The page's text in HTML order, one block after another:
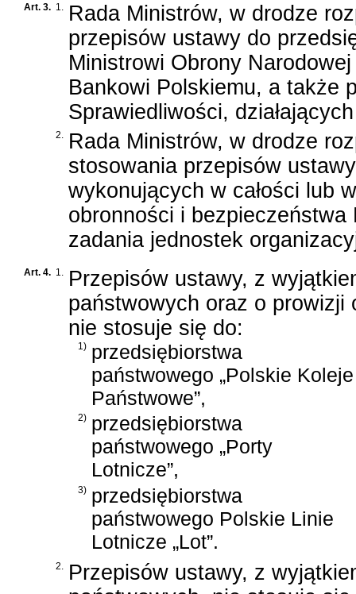
Art. 3. 1.
Rada Ministrów, w drodze
przepisów ustawy do
Ministrowi Obrony
Bankowi Polskiemu, a także
Sprawiedliwości,
2.
Rada Ministrów, w drodze
stosowania przepisów
wykonujących w całości lub
obronności i
zadania jednostek
Art. 4. 1.
Przepisów ustawy, z
państwowych oraz o
nie stosuje się do:
1) przedsiębiorstwa
państwowego „Polskie Koleje
Państwowe”,
2) przedsiębiorstwa
państwowego „Porty
Lotnicze”,
3) przedsiębiorstwa
państwowego Polskie Linie
Lotnicze „Lot”.
2. Przepisów ustawy, z